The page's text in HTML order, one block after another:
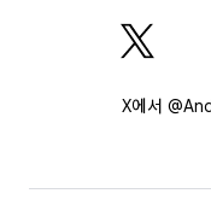
X에서